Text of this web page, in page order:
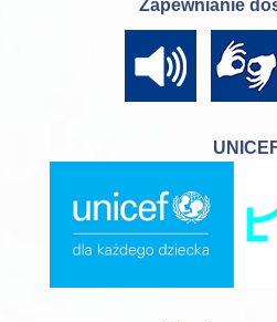
Zapewnianie